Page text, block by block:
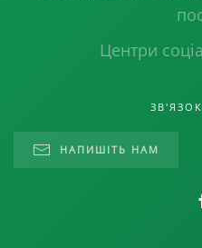
Центри
НАПИШІТЬ НАМ